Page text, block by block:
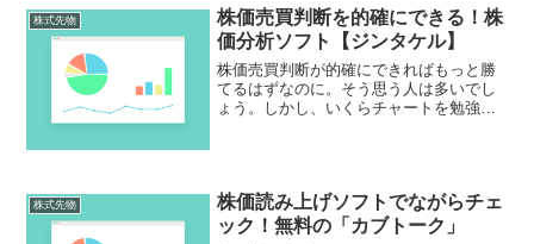
諸表の時系列分析が簡単に出来ますよ！
株式先物
株価売買判断を的確にできる！株
価分析ソフト【ジンタケル】
株価売買判断が的確にできればもっと勝
てるはずなのに。そう思う人は多いでし
ょう。しかし、いくらチャートを勉強し
株式先物
株価読み上げソフトでながらチェ
ック！無料の「カブトーク」